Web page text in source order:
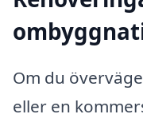
Om du
eller en